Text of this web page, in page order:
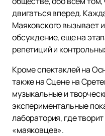
двигаться вперед.
Маяковского вызывает
обсуждение, еще на
репетиций и
Кроме спектаклей на
также на Сцене на
музыкальные и
экспериментальные
лаборатория, где
«маяковцев».